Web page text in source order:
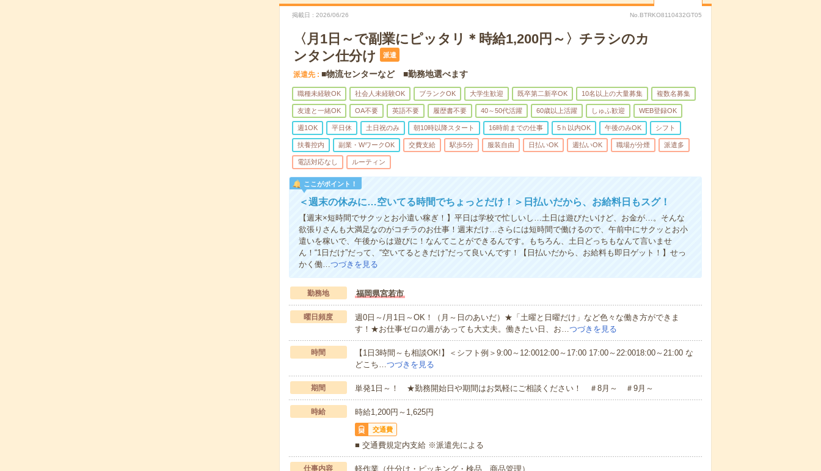
掲載日 2026/06/26 No.BTRKO8110432GT05
〈月1日～で副業にピッタリ＊時給1,200円～〉チラシのカ
ンタン仕分け
派遣
派遣先 ■物流センターなど ■勤務地選べます
職種未経験OK 社会人未経験OK ブランクOK 大学生歓迎 既卒第二新卒OK 10名以上の大量募集 複数名募集
友達と一緒OK OA不要 英語不要 履歴書不要 40～50代活躍 60歳以上活躍 しゅふ歓迎 WEB登録OK
週1OK 平日休 土日祝のみ 朝10時以降スタート 16時前までの仕事 5ｈ以内OK 午後のみOK シフト
扶養控内 副業・WワークOK 交費支給 駅歩5分 服装自由 日払いOK 週払いOK 職場が分煙 派遣多
電話対応なし ルーティン
ここがポイント！
＜週末の休みに…空いてる時間でちょっとだけ！＞日払いだから、お給料日もスグ！
【週末×短時間でサクッとお小遣い稼ぎ！】平日は学校で忙しいし…土日は遊びたいけど、お金が…。そんな
欲張りさんも大満足なのがコチラのお仕事！週末だけ…さらには短時間で働けるので、午前中にサクッとお小
遣いを稼いで、午後からは遊びに！なんてことができるんです。もちろん、土日どっちもなんて言いませ
ん！“1日だけ”だって、“空いてるときだけ”だって良いんです！【日払いだから、お給料も即日ゲット！】せっ
かく働…つづきを見る
勤務地 福岡県宮若市
曜日頻度
週0日～/月1日～OK！（月～日のあいだ）★「土曜と日曜だけ」など色々な働き方ができま
す！★お仕事ゼロの週があっても大丈夫。働きたい日、お…つづきを見る
時間
【1日3時間～も相談OK!】＜シフト例＞9:00～12:0012:00～17:00 17:00～22:0018:00～21:00 な
どこち…つづきを見る
期間 単発1日～！ ★勤務開始日や期間はお気軽にご相談ください！ ＃8月～ ＃9月～
時給 時給1,200円～1,625円
交通費
■ 交通費規定内支給 ※派遣先による
仕事内容 軽作業（仕分け・ピッキング・検品、商品管理）